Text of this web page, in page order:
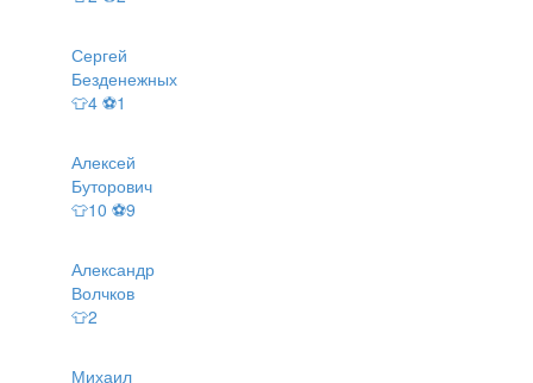
Сергей
Безденежных
👕4 ⚽1
Алексей
Буторович
👕10 ⚽9
Александр
Волчков
👕2
Михаил